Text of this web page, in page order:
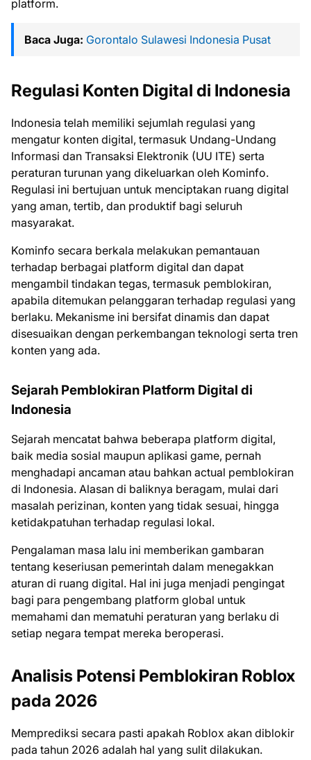
platform.
Baca Juga: Gorontalo Sulawesi Indonesia Pusat
Regulasi Konten Digital di Indonesia
Indonesia telah memiliki sejumlah regulasi yang
mengatur konten digital, termasuk Undang-Undang
Informasi dan Transaksi Elektronik (UU ITE) serta
peraturan turunan yang dikeluarkan oleh Kominfo.
Regulasi ini bertujuan untuk menciptakan ruang digital
yang aman, tertib, dan produktif bagi seluruh
masyarakat.
Kominfo secara berkala melakukan pemantauan
terhadap berbagai platform digital dan dapat
mengambil tindakan tegas, termasuk pemblokiran,
apabila ditemukan pelanggaran terhadap regulasi yang
berlaku. Mekanisme ini bersifat dinamis dan dapat
disesuaikan dengan perkembangan teknologi serta tren
konten yang ada.
Sejarah Pemblokiran Platform Digital di
Indonesia
Sejarah mencatat bahwa beberapa platform digital,
baik media sosial maupun aplikasi game, pernah
menghadapi ancaman atau bahkan actual pemblokiran
di Indonesia. Alasan di baliknya beragam, mulai dari
masalah perizinan, konten yang tidak sesuai, hingga
ketidakpatuhan terhadap regulasi lokal.
Pengalaman masa lalu ini memberikan gambaran
tentang keseriusan pemerintah dalam menegakkan
aturan di ruang digital. Hal ini juga menjadi pengingat
bagi para pengembang platform global untuk
memahami dan mematuhi peraturan yang berlaku di
setiap negara tempat mereka beroperasi.
Analisis Potensi Pemblokiran Roblox
pada 2026
Memprediksi secara pasti apakah Roblox akan diblokir
pada tahun 2026 adalah hal yang sulit dilakukan.